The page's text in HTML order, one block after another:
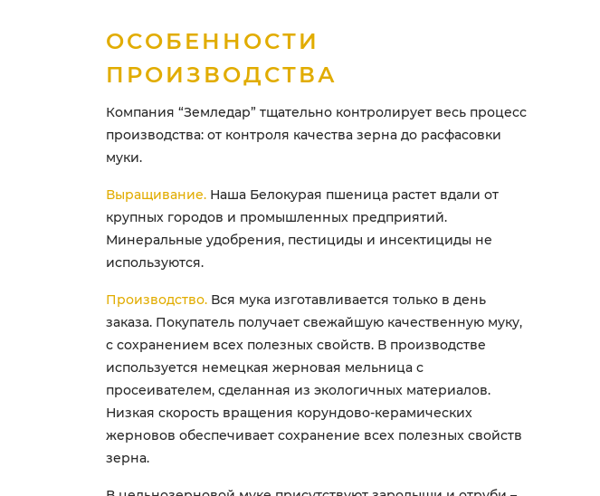
ОСОБЕННОСТИ
ПРОИЗВОДСТВА
Компания “Земледар” тщательно контролирует весь процесс
производства: от контроля качества зерна до расфасовки
муки.
Выращивание. Наша Белокурая пшеница растет вдали от
крупных городов и промышленных предприятий.
Минеральные удобрения, пестициды и инсектициды не
используются.
Производство. Вся мука изготавливается только в день
заказа. Покупатель получает свежайшую качественную муку,
с сохранением всех полезных свойств. В производстве
используется немецкая жерновая мельница с
просеивателем, сделанная из экологичных материалов.
Низкая скорость вращения корундово-керамических
жерновов обеспечивает сохранение всех полезных свойств
зерна.